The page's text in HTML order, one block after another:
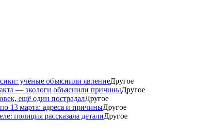
учёные объяснили явлениеДругое
— экологи объяснили причиныДругое
ещё один пострадалДругое
13 марта: адреса и причиныДругое
полиция рассказала деталиДругое